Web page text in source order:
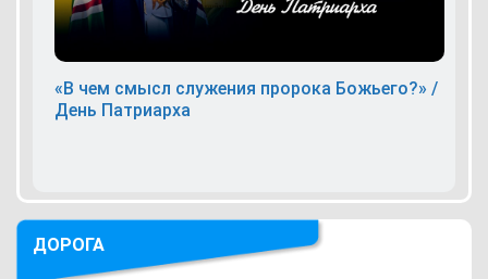
«В чем смысл служения пророка Божьего?» /
День Патриарха
ДОРОГА